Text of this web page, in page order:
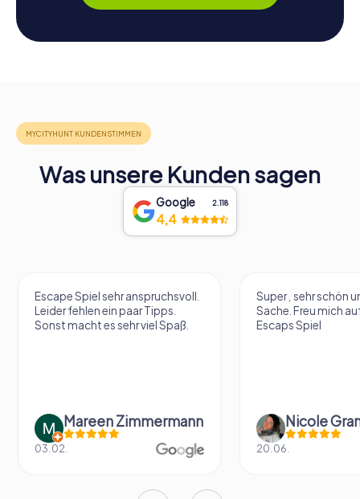
Was unsere Kunden sagen
Google 2.118
4,4
Escape Spiel sehr anspruchsvoll.
Leider fehlen ein paar Tipps.
Sonst macht es sehr viel Spaß.
Mareen Zimmermann
03.02.
Super , sehr schön
Sache. Freu mich
Escaps Spiel
Nicole
20.06.